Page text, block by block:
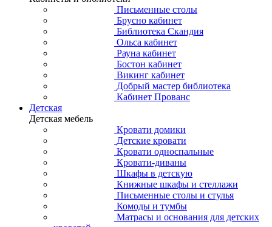
Письменные столы
Брусно кабинет
Библиотека Скандия
Ольса кабинет
Рауна кабинет
Бостон кабинет
Викинг кабинет
Добрый мастер библиотека
Кабинет Прованс
Детская
Детская мебель
Кровати домики
Детские кровати
Кровати односпальные
Кровати-диваны
Шкафы в детскую
Книжные шкафы и стеллажи
Письменные столы и стулья
Комоды и тумбы
Матрасы и основания для детских